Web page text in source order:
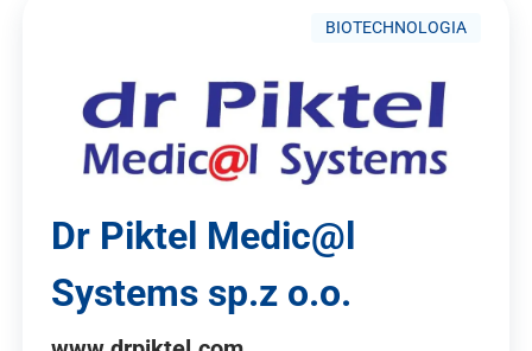
BIOTECHNOLOGIA
Dr Piktel Medic@l
Systems sp.z o.o.